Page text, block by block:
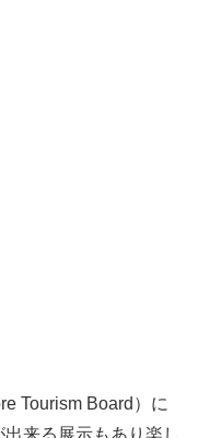
Tourism Board）に
来る展示もあり楽し